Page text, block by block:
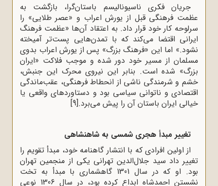
جریان فکری ناسیونالیسم باستان‌گرا، بازگشت به
عظمت فرهنگی قبل از یورش اعراب و «عصر طلایی» را
سرلوحه کار خود قرار داد. به اعتقاد آن‌ها «عظمت فرهنگ
ایرانی اقتضا می‌کند که با تمدن‌هایی پست‌تر آمیخته
نشود.» اما این «فرهنگ بزرگ» پس از یورش اعراب بدوی
مسلمان از مسیر خود دور شده و موجب فلاکت «ایران
بزرگ» شده است. بنابر این نیروی محرک این جنبش،
خشم و شرمندگی ناشی از انحطاط فرهنگی، عقب‌ماندگی
اقتصادی و ناتوانی سیاسی بود و دستاوردهای واقعی یا
خیالی ایران باستان آن را پیش می‌برد.[9]
تغییر مبدأ هجری شمسی به شاهنشاهی
از اولین افرادی که با انتشار گاهنامه خود، مبدأ تقویم را
تغییر داد سید جلال‌الدین تهرانی یکی از منجمین تهران
بود. او که در سال 1301 گاهشماری با مبدأ به تخت
نشستن احمدشاه ابداع کرده بود، در سال 1306 نوعی